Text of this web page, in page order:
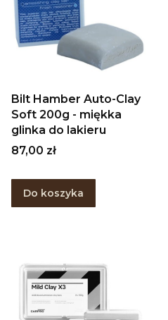
Bilt Hamber Auto-Clay
Soft 200g - miękka
glinka do lakieru
Cena
87,00 zł
Do koszyka